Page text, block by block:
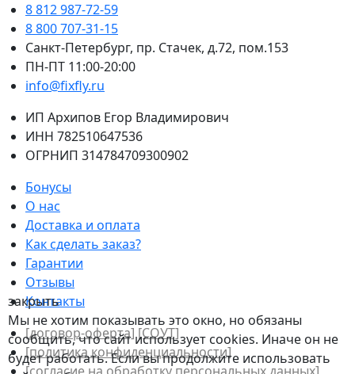
закрыть
Мы не хотим показывать это окно, но обязаны
сообщить, что сайт использует cookies. Иначе он не
будет работать. Если вы продолжите использовать
8 812 987-72-59
8 800 707-31-15
Санкт-Петербург, пр. Стачек, д.72, пом.153
ПН-ПТ 11:00-20:00
info@fixfly.ru
ИП Архипов Егор Владимирович
ИНН 782510647536
ОГРНИП 314784709300902
Бонусы
О нас
Доставка и оплата
Как сделать заказ?
Гарантии
Отзывы
Контакты
[договор-оферта] [СОУТ]
[политикa конфиденциальности]